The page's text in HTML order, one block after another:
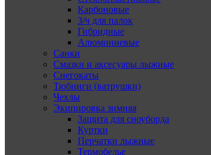
Карбоновые
З/ч для палок
Гибридные
Алюминиевые
Санки
Смазки и аксесуары лыжные
Снегокаты
Тюбинги (ватрушки)
Чехлы
Экипировка зимняя
Защита для сноуборда
Куртки
Перчатки лыжные
Термобелье